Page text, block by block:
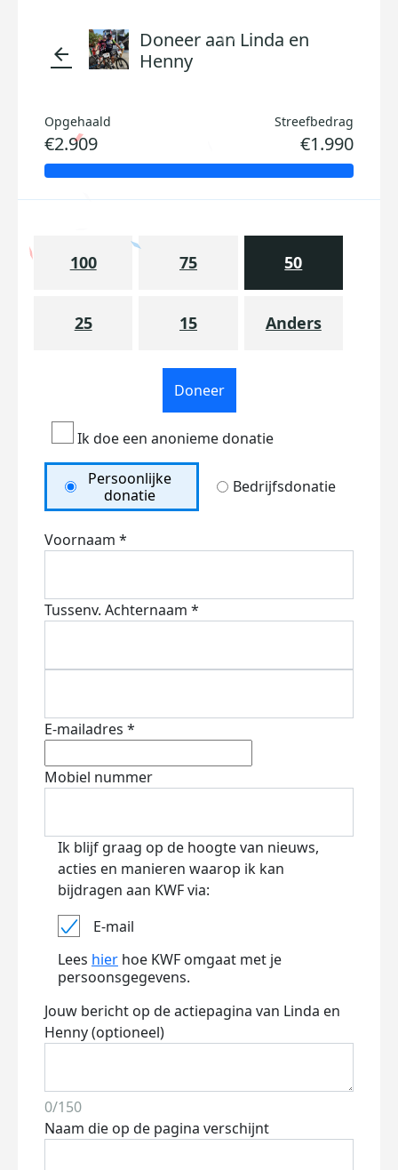
arrow_back
Doneer aan Linda en
Henny
Opgehaald
€2.909
Streefbedrag
€1.990
100 75 50
25 15 Anders
Doneer
Ik doe een anonieme donatie
Persoonlijke
donatie
Bedrijfsdonatie
Voornaam *
Tussenv. Achternaam *
E-mailadres *
Mobiel nummer
Ik blijf graag op de hoogte van nieuws,
acties en manieren waarop ik kan
bijdragen aan KWF via:
E-mail
Lees hier hoe KWF omgaat met je
persoonsgegevens.
Jouw bericht op de actiepagina van Linda en
Henny (optioneel)
0/150
Naam die op de pagina verschijnt